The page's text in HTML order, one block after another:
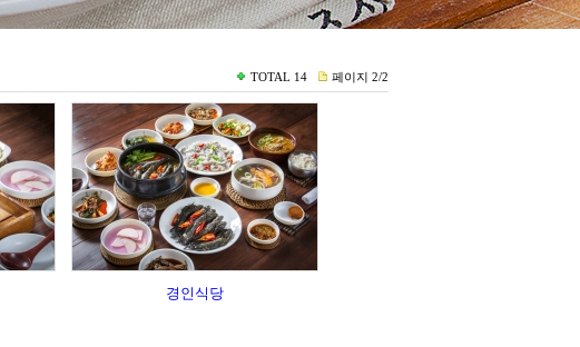
TOTAL 14 페이지 2/2
경인식당